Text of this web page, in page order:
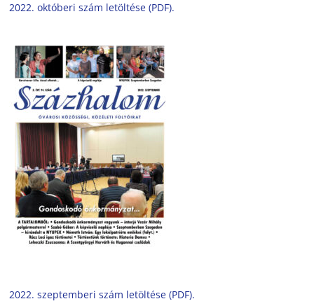
2022. októberi szám letöltése (PDF).
2022. szeptemberi szám letöltése (PDF).